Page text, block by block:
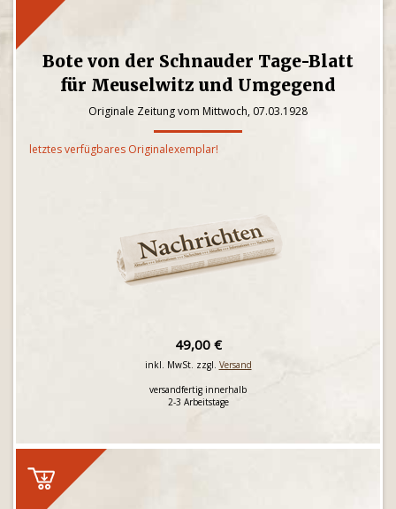
Bote von der Schnauder Tage-Blatt
für Meuselwitz und Umgegend
Originale Zeitung vom Mittwoch, 07.03.1928
letztes verfügbares Originalexemplar!
49,00 €
inkl. MwSt. zzgl. Versand
versandfertig innerhalb
2-3 Arbeitstage